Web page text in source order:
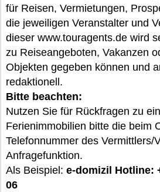
für Reisen, Vermietungen,
die jeweiligen Veranstalter und
dieser www.touragents.de wird
zu Reiseangeboten, Vakanzen
Objekten gegeben können und
redaktionell.
Bitte beachten:
Nutzen Sie für Rückfragen zu
Ferienimmobilien bitte die beim
Telefonnummer des Vermittlers/
Anfragefunktion.
Als Beispiel: e-domizil Hotline:
06